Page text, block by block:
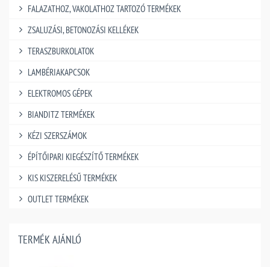
FALAZATHOZ, VAKOLATHOZ TARTOZÓ TERMÉKEK
ZSALUZÁSI, BETONOZÁSI KELLÉKEK
TERASZBURKOLATOK
LAMBÉRIAKAPCSOK
ELEKTROMOS GÉPEK
BIANDITZ TERMÉKEK
KÉZI SZERSZÁMOK
ÉPÍTŐIPARI KIEGÉSZÍTŐ TERMÉKEK
KIS KISZERELÉSŰ TERMÉKEK
OUTLET TERMÉKEK
TERMÉK AJÁNLÓ